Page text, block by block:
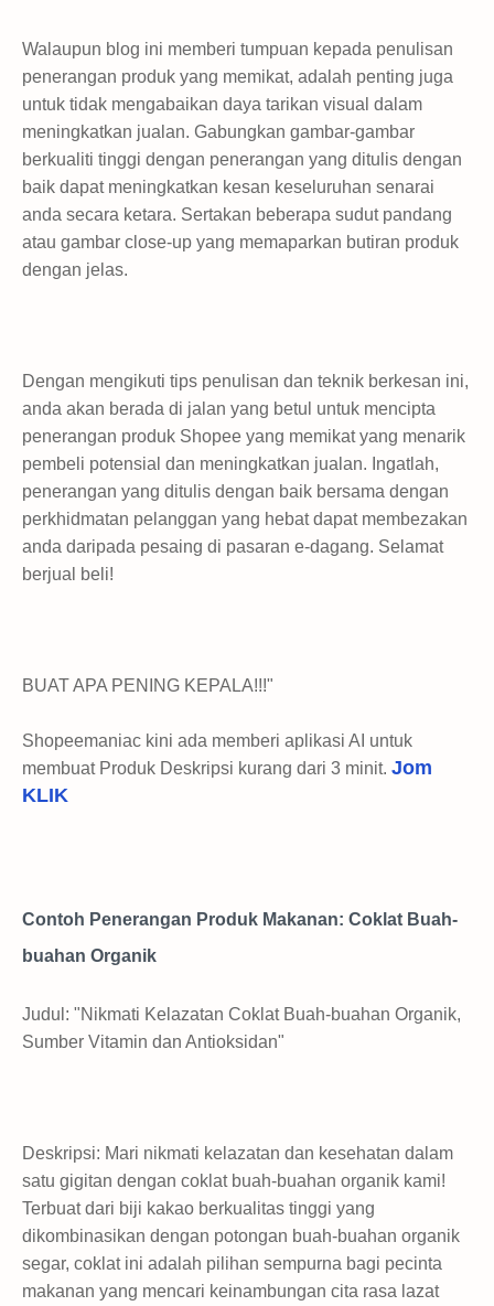
Walaupun blog ini memberi tumpuan kepada penulisan
penerangan produk yang memikat, adalah penting juga
untuk tidak mengabaikan daya tarikan visual dalam
meningkatkan jualan. Gabungkan gambar-gambar
berkualiti tinggi dengan penerangan yang ditulis dengan
baik dapat meningkatkan kesan keseluruhan senarai
anda secara ketara. Sertakan beberapa sudut pandang
atau gambar close-up yang memaparkan butiran produk
dengan jelas.
Dengan mengikuti tips penulisan dan teknik berkesan ini,
anda akan berada di jalan yang betul untuk mencipta
penerangan produk Shopee yang memikat yang menarik
pembeli potensial dan meningkatkan jualan. Ingatlah,
penerangan yang ditulis dengan baik bersama dengan
perkhidmatan pelanggan yang hebat dapat membezakan
anda daripada pesaing di pasaran e-dagang. Selamat
berjual beli!
BUAT APA PENING KEPALA!!!"
Shopeemaniac kini ada memberi aplikasi AI untuk
membuat Produk Deskripsi kurang dari 3 minit. Jom
KLIK
Contoh Penerangan Produk Makanan: Coklat Buah-
buahan Organik
Judul: "Nikmati Kelazatan Coklat Buah-buahan Organik,
Sumber Vitamin dan Antioksidan"
Deskripsi: Mari nikmati kelazatan dan kesehatan dalam
satu gigitan dengan coklat buah-buahan organik kami!
Terbuat dari biji kakao berkualitas tinggi yang
dikombinasikan dengan potongan buah-buahan organik
segar, coklat ini adalah pilihan sempurna bagi pecinta
makanan yang mencari keinambungan cita rasa lazat